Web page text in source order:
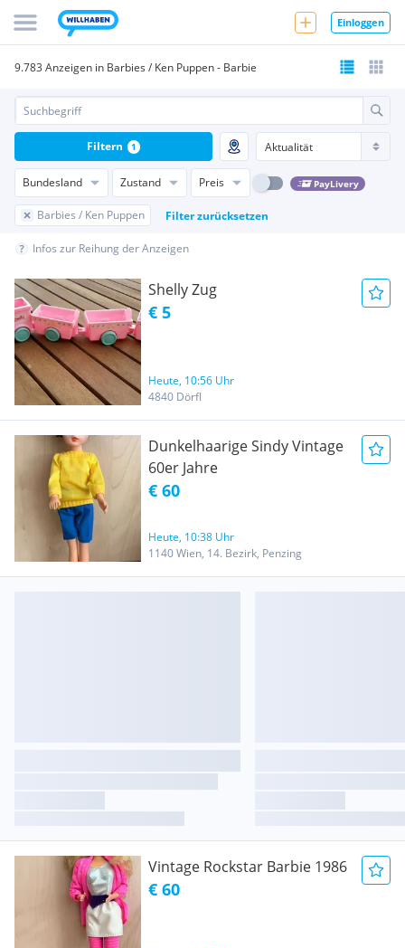
Einloggen
9.783 Anzeigen in Barbies / Ken Puppen - Barbie
Bundesland Zustand Preis PayLivery
Barbies / Ken Puppen Filter zurücksetzen
Filtern 1
Infos zur Reihung der Anzeigen
Shelly Zug
€ 5
Heute, 10:56 Uhr
4840 Dörfl
Dunkelhaarige Sindy Vintage
60er Jahre
€ 60
Heute, 10:38 Uhr
1140 Wien, 14. Bezirk, Penzing
Vintage Rockstar Barbie 1986
€ 60